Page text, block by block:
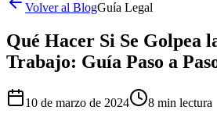
Volver al BlogGuía Legal
Qué Hacer Si Se Golpea
Trabajo: Guía Paso a
10 de marzo de 2024 8 min lectura